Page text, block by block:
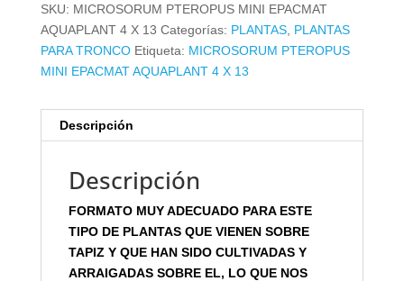
SKU: MICROSORUM PTEROPUS MINI EPACMAT
AQUAPLANT 4 X 13 Categorías: PLANTAS, PLANTAS
PARA TRONCO Etiqueta: MICROSORUM PTEROPUS
MINI EPACMAT AQUAPLANT 4 X 13
Descripción
Descripción
FORMATO MUY ADECUADO PARA ESTE
TIPO DE PLANTAS QUE VIENEN SOBRE
TAPIZ Y QUE HAN SIDO CULTIVADAS Y
ARRAIGADAS SOBRE EL, LO QUE NOS